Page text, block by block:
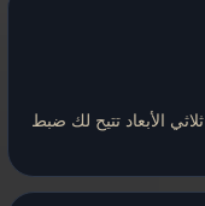
الأبعاد تتيح لك ضبط